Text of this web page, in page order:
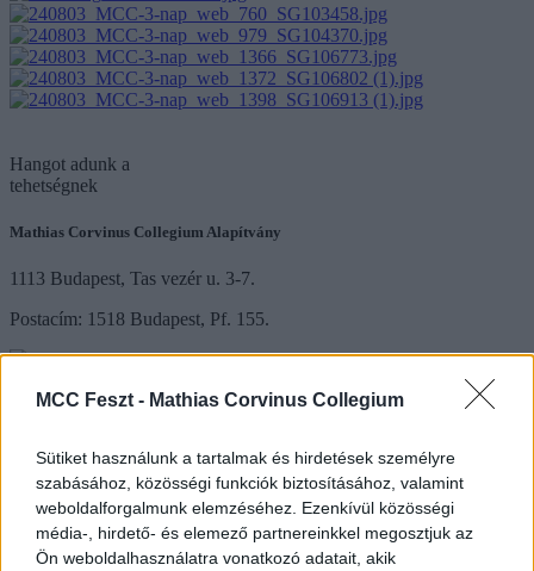
MCC Feszt - Mathias Corvinus Collegium
Sütiket használunk a tartalmak és hirdetések személyre
szabásához, közösségi funkciók biztosításához, valamint
weboldalforgalmunk elemzéséhez. Ezenkívül közösségi
média-, hirdető- és elemező partnereinkkel megosztjuk az
Ön weboldalhasználatra vonatkozó adatait, akik
Hangot adunk a
tehetségnek
Mathias Corvinus Collegium Alapítvány
1113 Budapest, Tas vezér u. 3-7.
Postacím: 1518 Budapest, Pf. 155.
+36 30 245 0118
Sajtómegkeresés
Esztergom
Mathias Corvinus Collegium 2026. Minden jog fenntartva.
Általános részvételi szabályzat